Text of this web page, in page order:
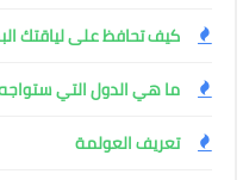
كيف تحافظ على لياقتك
ما هي الدول التي
تعريف العولمة